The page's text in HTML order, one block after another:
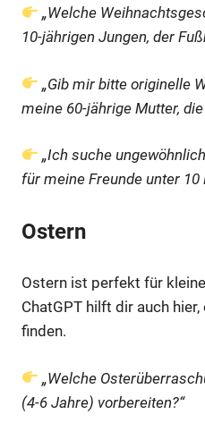
„Welche
10-jährigen Jungen, der
„Gib mir bitte originelle
meine 60-jährige Mutter,
„Ich suche
für meine Freunde unter 10
Ostern
Ostern ist perfekt für
ChatGPT hilft dir auch
finden.
„Welche
(4-6 Jahre) vorbereiten?“